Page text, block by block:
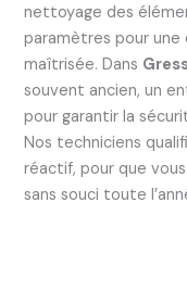
nettoyage des
paramètres pour
maîtrisée. Dans
souvent ancien, un
pour garantir la
Nos techniciens
réactif, pour que
sans souci toute